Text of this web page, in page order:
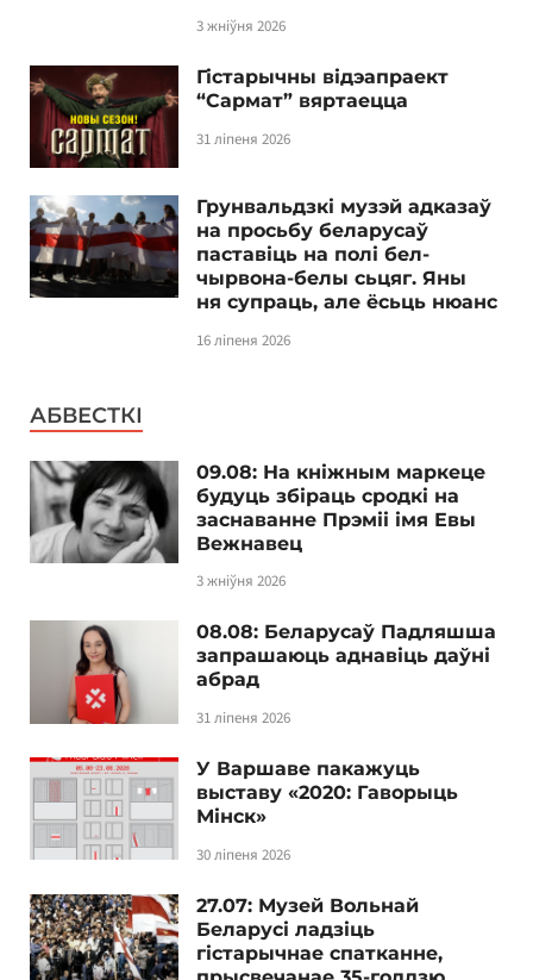
3 жніўня 2026
Гістарычны відэапраект
“Сармат” вяртаецца
31 ліпеня 2026
Грунвальдзкі музэй адказаў
на просьбу беларусаў
паставіць на полі бел-
чырвона-белы сьцяг. Яны
ня супраць, але ёсьць нюанс
16 ліпеня 2026
АБВЕСТКІ
09.08: На кніжным маркеце
будуць збіраць сродкі на
заснаванне Прэміі імя Евы
Вежнавец
3 жніўня 2026
08.08: Беларусаў Падляшша
запрашаюць аднавіць даўні
абрад
31 ліпеня 2026
У Варшаве пакажуць
выставу «2020: Гаворыць
Мінск»
30 ліпеня 2026
27.07: Музей Вольнай
Беларусі ладзіць
гістарычнае спатканне,